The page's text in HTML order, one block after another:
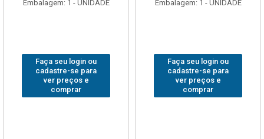
Embalagem: 1 - UNIDADE
Faça seu login ou
cadastre-se para
ver preços e
comprar
Embalagem: 1 - UNIDADE
Faça seu login ou
cadastre-se para
ver preços e
comprar